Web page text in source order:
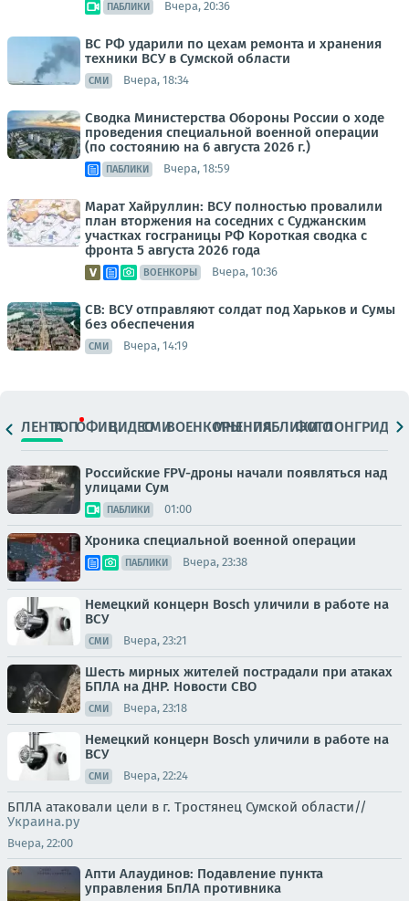
ПАБЛИКИ Вчера, 20:36
ВС РФ ударили по цехам ремонта и хранения
техники ВСУ в Сумской области
СМИ Вчера, 18:34
Сводка Министерства Обороны России о ходе
проведения специальной военной операции
(по состоянию на 6 августа 2026 г.)
ПАБЛИКИ Вчера, 18:59
Марат Хайруллин: ВСУ полностью провалили
план вторжения на соседних с Суджанским
участках госграницы РФ Короткая сводка с
фронта 5 августа 2026 года
ВОЕНКОРЫ Вчера, 10:36
СВ: ВСУ отправляют солдат под Харьков и Сумы
без обеспечения
СМИ Вчера, 14:19
ЛЕНТАТОПОФИЦ.ВИДЕОСМИВОЕНКОРЫМНЕНИЯПАБЛИКИ
ФОТОЛОНГРИДЫ
Российские FPV-дроны начали появляться над
улицами Сум
ПАБЛИКИ 01:00
Хроника специальной военной операции
ПАБЛИКИ Вчера, 23:38
Немецкий концерн Bosch уличили в работе на
ВСУ
СМИ Вчера, 23:21
Шесть мирных жителей пострадали при атаках
БПЛА на ДНР. Новости СВО
СМИ Вчера, 23:18
Немецкий концерн Bosch уличили в работе на
ВСУ
СМИ Вчера, 22:24
БПЛА атаковали цели в г. Тростянец Сумской области//
Украина.ру
Вчера, 22:00
Апти Алаудинов: Подавление пункта
управления БпЛА противника